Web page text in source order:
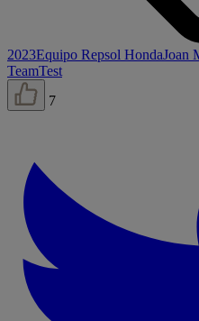
2023Equipo Repsol HondaJoan
TeamTest
7